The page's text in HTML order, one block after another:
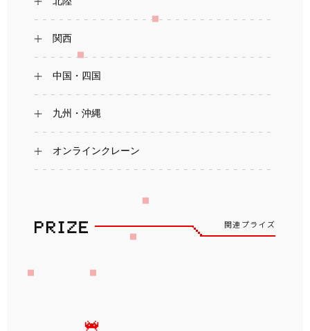
関西
中国・四国
九州・沖縄
オンラインクレーン
関連プライズ